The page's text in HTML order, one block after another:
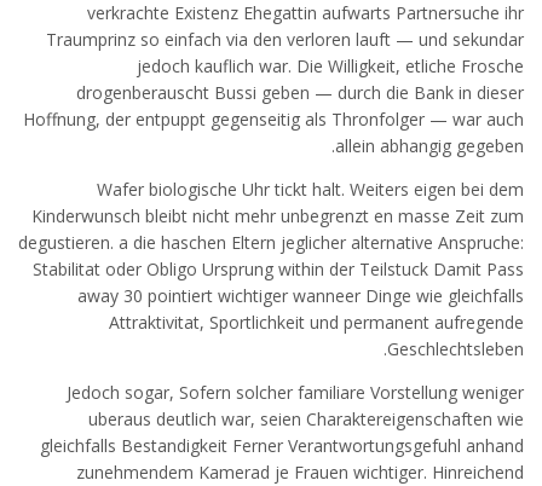
verkrachte Existenz Ehegattin aufwarts Partnersuche ihr
Traumprinz so einfach via den verloren lauft — und sekundar
jedoch kauflich war. Die Willigkeit, etliche Frosche
drogenberauscht Bussi geben — durch die Bank in dieser
Hoffnung, der entpuppt gegenseitig als Thronfolger — war auch
allein abhangig gegeben.
Wafer biologische Uhr tickt halt. Weiters eigen bei dem
Kinderwunsch bleibt nicht mehr unbegrenzt en masse Zeit zum
degustieren. a die haschen Eltern jeglicher alternative Anspruche:
Stabilitat oder Obligo Ursprung within der Teilstuck Damit Pass
away 30 pointiert wichtiger wanneer Dinge wie gleichfalls
Attraktivitat, Sportlichkeit und permanent aufregende
Geschlechtsleben.
Jedoch sogar, Sofern solcher familiare Vorstellung weniger
uberaus deutlich war, seien Charaktereigenschaften wie
gleichfalls Bestandigkeit Ferner Verantwortungsgefuhl anhand
zunehmendem Kamerad je Frauen wichtiger. Hinreichend